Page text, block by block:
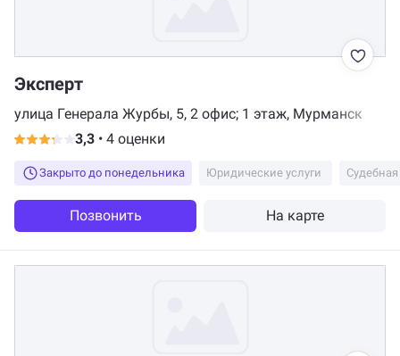
Эксперт
улица Генерала Журбы, 5, 2 офис; 1 этаж, Мурманск
3,3 • 4 оценки
Закрыто до понедельника Юридические услуги
Позвонить На карте